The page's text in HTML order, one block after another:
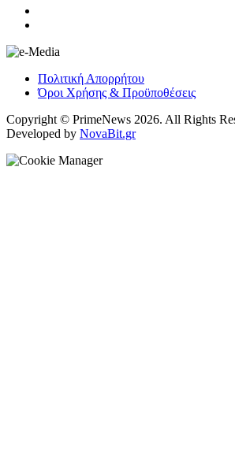
Πολιτική Απορρήτου
Όροι Χρήσης & Προϋποθέσεις
Copyright © PrimeNews 2026. All Rights
Developed by NovaBit.gr